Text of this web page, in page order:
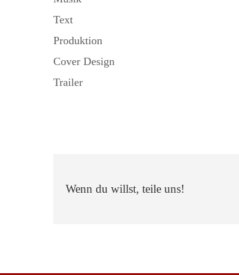
Text
Produktion
Cover Design
Trailer
Wenn du willst, teile uns!